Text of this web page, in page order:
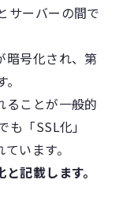
サーバーの間で
暗号化され、第
ることが一般的
「SSL化」
います。
記載します。